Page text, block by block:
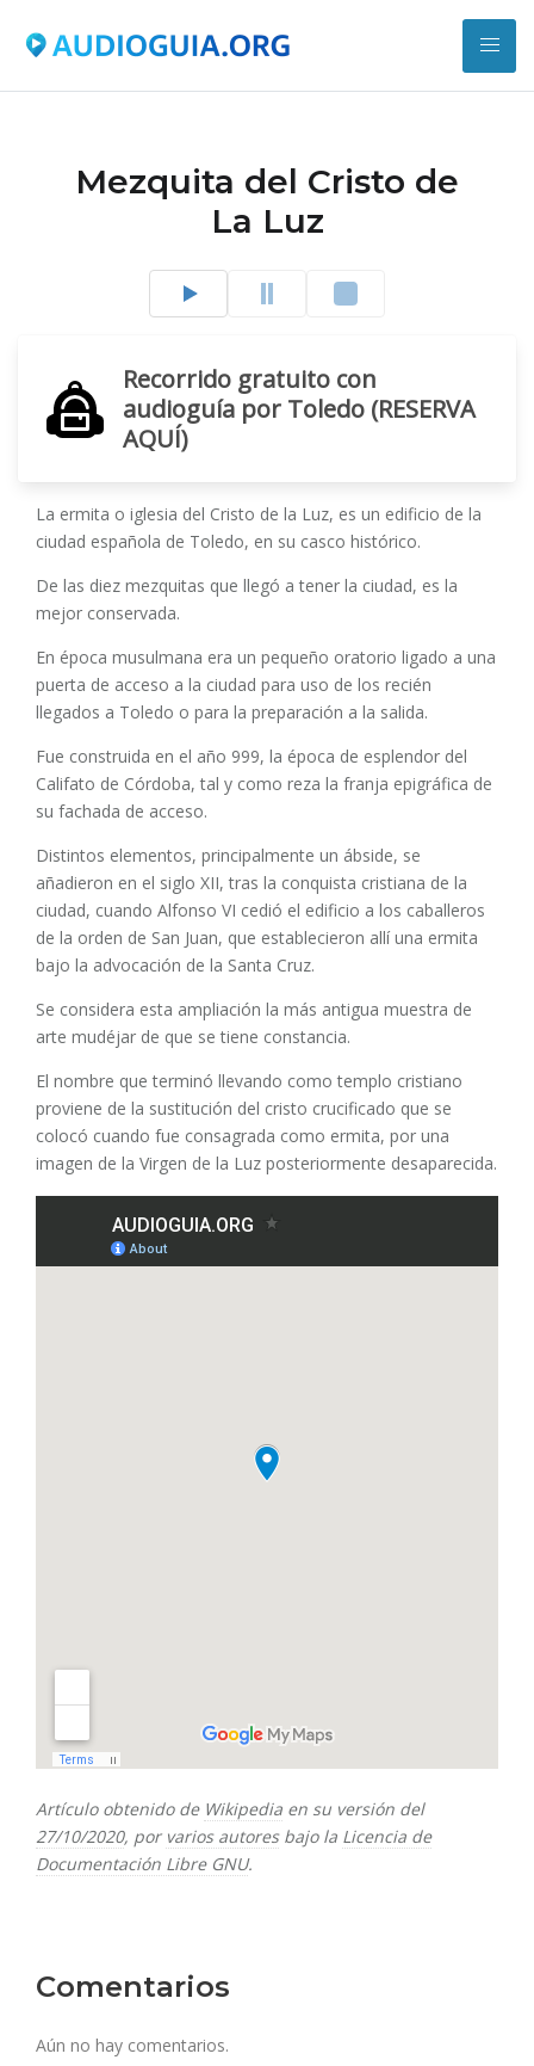
Mezquita del Cristo de
La Luz
Recorrido gratuito con
audioguía por Toledo (RESERVA
AQUÍ)
La ermita o iglesia del Cristo de la Luz, es un edificio de la
ciudad española de Toledo, en su casco histórico.
De las diez mezquitas que llegó a tener la ciudad, es la
mejor conservada.
En época musulmana era un pequeño oratorio ligado a una
puerta de acceso a la ciudad para uso de los recién
llegados a Toledo o para la preparación a la salida.
Fue construida en el año 999, la época de esplendor del
Califato de Córdoba, tal y como reza la franja epigráfica de
su fachada de acceso.
Distintos elementos, principalmente un ábside, se
añadieron en el siglo XII, tras la conquista cristiana de la
ciudad, cuando Alfonso VI cedió el edificio a los caballeros
de la orden de San Juan, que establecieron allí una ermita
bajo la advocación de la Santa Cruz.
Se considera esta ampliación la más antigua muestra de
arte mudéjar de que se tiene constancia.
El nombre que terminó llevando como templo cristiano
proviene de la sustitución del cristo crucificado que se
colocó cuando fue consagrada como ermita, por una
imagen de la Virgen de la Luz posteriormente desaparecida.
Artículo obtenido de Wikipedia en su versión del
27/10/2020, por varios autoresbajo la Licencia de
Documentación Libre GNU.
Comentarios
Aún no hay comentarios.